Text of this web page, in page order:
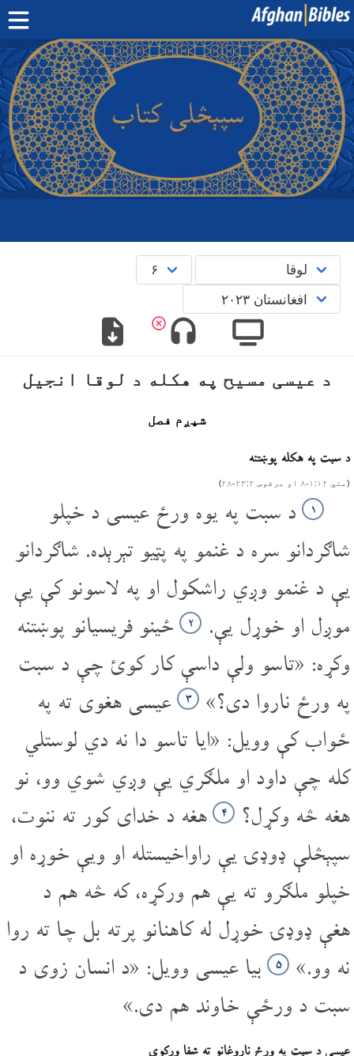
صفحه اصلی
کتاب مقدس دری کتاب مقدس پشتو
بیشتر: بلوچی · هزارگی · ترکمنی
اپلیکیشن‌های موبایل
^
د عیسی مسیح په هکله د لوقا انجیل
شپږم فصل
د سبت په هکله پوښتنه
(متي ۱۲‏:‌۱‌‏-‌۸ او مرقوس ۲‏:‌۲۳‌‏-‌۲۸)
۱ د سبت په یوه ورځ عیسی د خپلو
شاګردانو سره د غنمو په پټیو تېرېده. شاګردانو
یې د غنمو وږي راشکول او په لاسونو کې یې
موږل او خوړل یې.
۲ ځینو فریسیانو پوښتنه
وکړه: «تاسو ولې داسې کار کوئ چې د سبت
په ورځ ناروا دی؟»
۳ عیسی هغوی ته په
ځواب کې وویل: «ایا تاسو دا نه دي لوستلي
کله چې داود او ملګري یې وږي شوي وو، نو
هغه څه وکړل؟
۴ هغه د خدای کور ته ننوت،
سپېڅلې ډوډۍ یې راواخیستله او ویې خوړه او
خپلو ملګرو ته یې هم ورکړه، که څه هم د
هغې ډوډۍ خوړل له کاهنانو پرته بل چا ته روا
نه وو.»
۵ بیا عیسی وویل: «د انسان زوی د
سبت د ورځې خاوند هم دی.»
عیسی د سبت په ورځ ناروغانو ته شفا ورکوي